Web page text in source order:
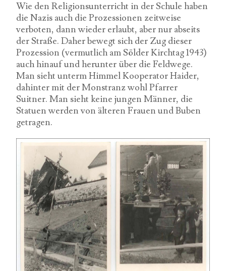
Wie den Religionsunterricht in der Schule haben
die Nazis auch die Prozessionen zeitweise
verboten, dann wieder erlaubt, aber nur abseits
der Straße. Daher bewegt sich der Zug dieser
Prozession (vermutlich am Sölder Kirchtag 1943)
auch hinauf und herunter über die Feldwege.
Man sieht unterm Himmel Kooperator Haider,
dahinter mit der Monstranz wohl Pfarrer
Suitner. Man sieht keine jungen Männer, die
Statuen werden von älteren Frauen und Buben
getragen.